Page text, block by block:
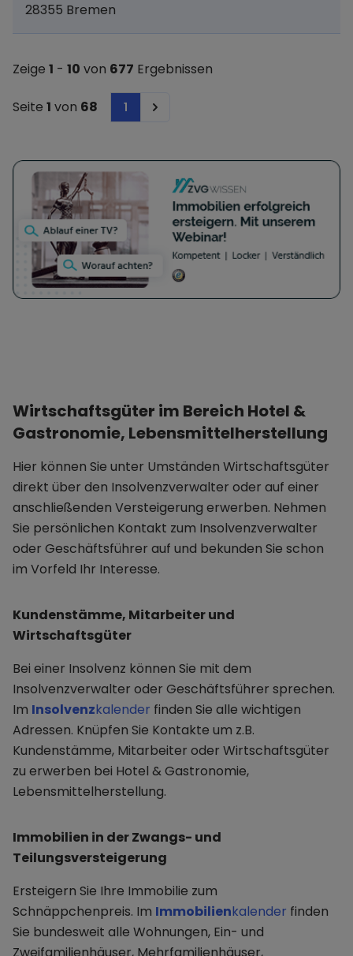
28355 Bremen
Zeige 1 - 10 von 677 Ergebnissen
Seite 1 von 68 1 Next
Wirtschaftsgüter im Bereich Hotel &
Gastronomie, Lebensmittelherstellung
Hier können Sie unter Umständen Wirtschaftsgüter
direkt über den Insolvenzverwalter oder auf einer
anschließenden Versteigerung erwerben. Nehmen
Sie persönlichen Kontakt zum Insolvenzverwalter
oder Geschäftsführer auf und bekunden Sie schon
im Vorfeld Ihr Interesse.
Kundenstämme, Mitarbeiter und
Wirtschaftsgüter
Bei einer Insolvenz können Sie mit dem
Insolvenzverwalter oder Geschäftsführer sprechen.
Im Insolvenzkalender finden Sie alle wichtigen
Adressen. Knüpfen Sie Kontakte um z.B.
Kundenstämme, Mitarbeiter oder Wirtschaftsgüter
zu erwerben bei Hotel & Gastronomie,
Lebensmittelherstellung.
Immobilien in der Zwangs- und
Teilungsversteigerung
Ersteigern Sie Ihre Immobilie zum
Schnäppchenpreis. Im Immobilienkalender finden
Sie bundesweit alle Wohnungen, Ein- und